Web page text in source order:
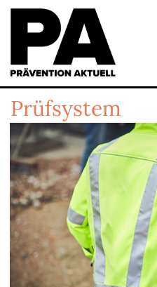
Prüfsystem